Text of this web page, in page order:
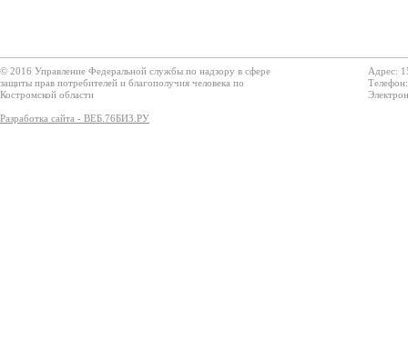
© 2016 Управление Федеральной службы по надзору в сфере
защиты прав потребителей и благополучия человека по
Костромской области
Разработка сайта - ВЕБ.76БИЗ.РУ
Адрес: